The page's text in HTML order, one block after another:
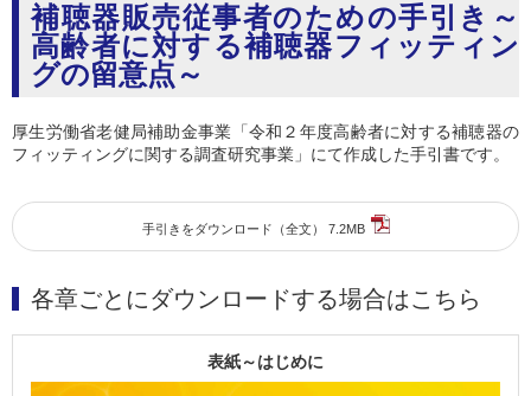
補聴器販売従事者のための手引き～
高齢者に対する補聴器フィッティン
グの留意点～
厚生労働省老健局補助金事業「令和２年度高齢者に対する補聴器の
フィッティングに関する調査研究事業」にて作成した手引書です。
手引きをダウンロード（全文） 7.2MB
各章ごとにダウンロードする場合はこちら
表紙～はじめに